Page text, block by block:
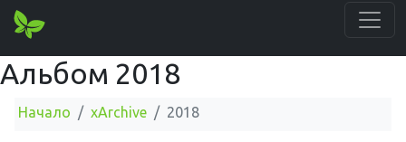
Альбом 2018
Начало xArchive 2018